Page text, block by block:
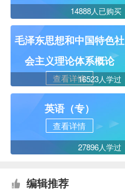
14888人已购买
毛泽东思想和中国特色社
会主义理论体系概论
查看详情16523人学过
英语（专）
查看详情
27896人学过
编辑推荐